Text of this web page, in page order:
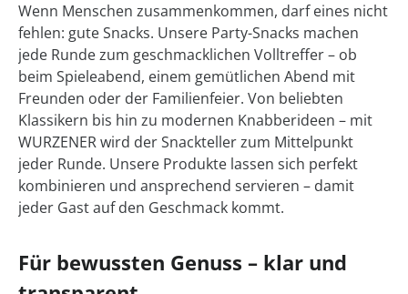
Wenn Menschen zusammenkommen, darf eines nicht
fehlen: gute Snacks. Unsere Party-Snacks machen
jede Runde zum geschmacklichen Volltreffer – ob
beim Spieleabend, einem gemütlichen Abend mit
Freunden oder der Familienfeier. Von beliebten
Klassikern bis hin zu modernen Knabberideen – mit
WURZENER wird der Snackteller zum Mittelpunkt
jeder Runde. Unsere Produkte lassen sich perfekt
kombinieren und ansprechend servieren – damit
jeder Gast auf den Geschmack kommt.
Für bewussten Genuss – klar und